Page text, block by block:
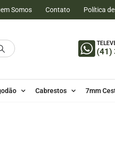
Somos Contato Política
(41)
Cabrestos 7mm